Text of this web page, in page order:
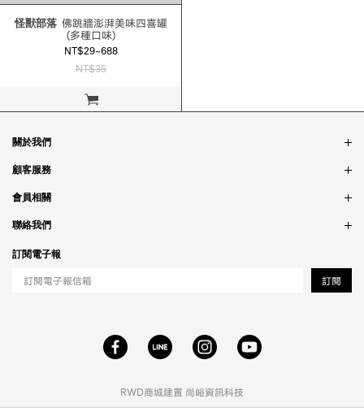
立即購買
怪獸部落
(多種口味)
NT$29~688
NT$35
RWD商城建置 尚峪資訊科技
關於我們
品牌故事
銷售據點
隱私政策
顧客服務
訂單問題
付款問題
配送問題
會員相關
會員制度
紅利制度
聯絡我們
合作相關
工作職缺
訂閱電子報
訂閱